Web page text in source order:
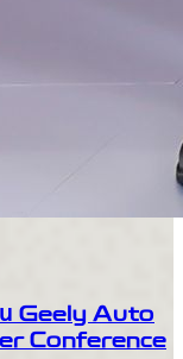
น Geely Auto
Conference